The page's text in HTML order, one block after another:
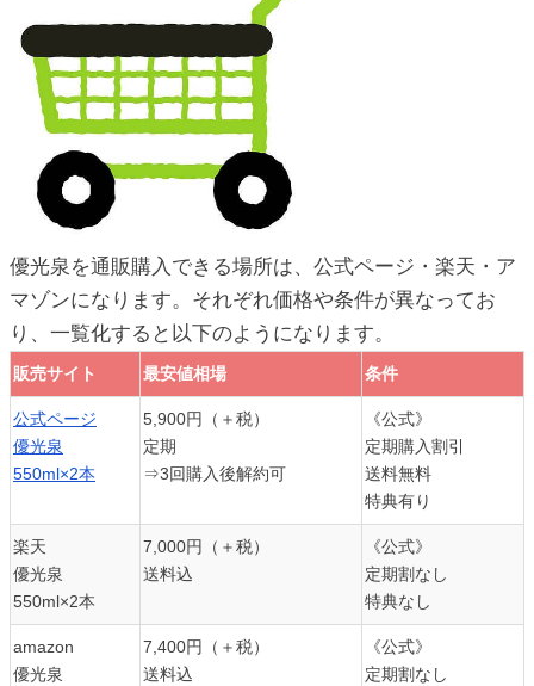
優光泉を通販購入できる場所は、公式ページ・楽天・ア
マゾンになります。それぞれ価格や条件が異なってお
り、一覧化すると以下のようになります。
販売サイト 最安値相場 条件
販売サイト 最安値相場 条件
公式ページ
優光泉
550ml×2本
5,900円（＋税）
定期
⇒3回購入後解約可
《公式》
定期購入割引
送料無料
特典有り
楽天
優光泉
550ml×2本
7,000円（＋税）
送料込
《公式》
定期割なし
特典なし
amazon
優光泉
7,400円（＋税）
送料込
《公式》
定期割なし
antiaging/wp-